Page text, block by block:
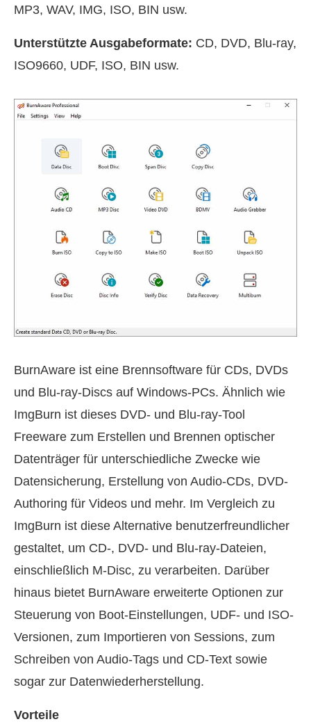
MP3, WAV, IMG, ISO, BIN usw.
Unterstützte Ausgabeformate: CD, DVD, Blu-ray,
ISO9660, UDF, ISO, BIN usw.
BurnAware ist eine Brennsoftware für CDs, DVDs
und Blu-ray-Discs auf Windows-PCs. Ähnlich wie
ImgBurn ist dieses DVD- und Blu-ray-Tool
Freeware zum Erstellen und Brennen optischer
Datenträger für unterschiedliche Zwecke wie
Datensicherung, Erstellung von Audio-CDs, DVD-
Authoring für Videos und mehr. Im Vergleich zu
ImgBurn ist diese Alternative benutzerfreundlicher
gestaltet, um CD-, DVD- und Blu-ray-Dateien,
einschließlich M-Disc, zu verarbeiten. Darüber
hinaus bietet BurnAware erweiterte Optionen zur
Steuerung von Boot-Einstellungen, UDF- und ISO-
Versionen, zum Importieren von Sessions, zum
Schreiben von Audio-Tags und CD-Text sowie
sogar zur Datenwiederherstellung.
Vorteile